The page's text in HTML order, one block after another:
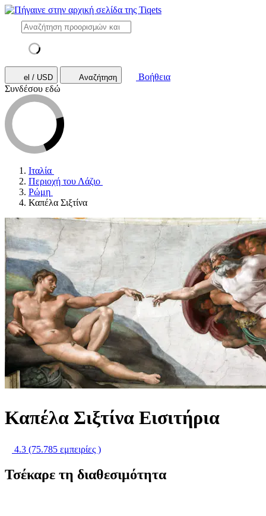
el / USD Αναζήτηση
Βοήθεια
Συνδέσου εδώ
Ιταλία
Περιοχή του Λάζιο
Ρώμη
Καπέλα Σιξτίνα
Καπέλα Σιξτίνα Εισιτήρια
4.3 (75.785 εμπειρίες )
Τσέκαρε τη διαθεσιμότητα